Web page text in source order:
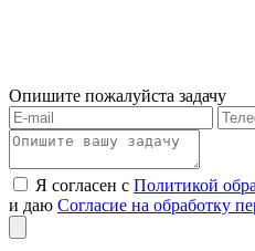
Опишите пожалуйста задачу
Я согласен с Политикой
и даю Согласие на обработку